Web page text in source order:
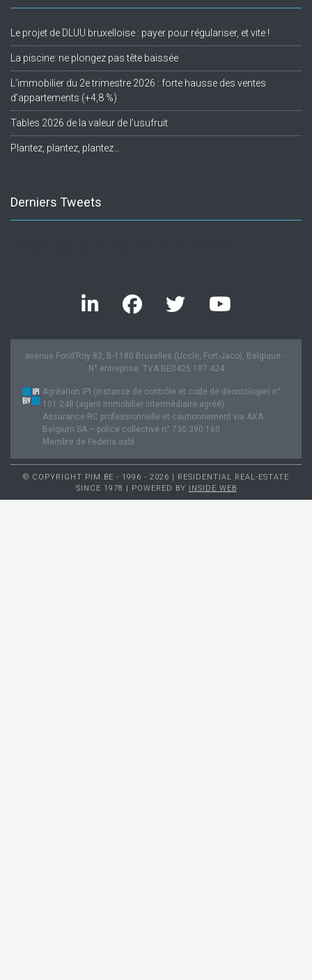
Le projet de DLUU bruxelloise : payer pour régulariser, et vite !
La piscine: ne plongez pas tête baissée
L’immobilier du 2e trimestre 2026 : forte hausse des ventes
d’appartements (+4,8 %)
Tables 2026 de la valeur de l’usufruit
Plantez, plantez, plantez…
Derniers Tweets
avenue Fond’Roy 82, B-1180 Bruxelles (Uccle, Fort-Jaco), Belgique. -
N° entreprise: TVA BE0425.187.424
Agréation IPI (instance de contrôle et code de déontologie) n°
101.248 (agent immobilier intermédiaire agréé).
Assurance RC professionnelle et cautionnement via AXA
Belgium SA – police collective n° 730.390.160
Membre de Federia asbl
© COPYRIGHT PIM.BE - 1996 - 2026 | RESIDENTIAL REAL-ESTATE
SINCE 1978 | POWERED BY INSIDE WEB